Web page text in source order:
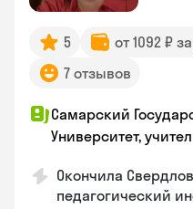
5 от 1092 ₽
7 отзывов
Самарский
Университет,
Окончила
педагогический